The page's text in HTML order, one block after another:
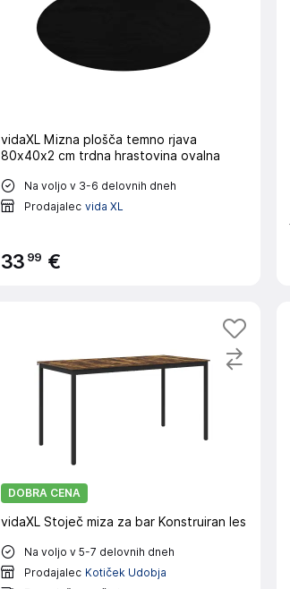
vidaXL Mizna plošča temno rjava
80x40x2 cm trdna hrastovina ovalna
Na voljo v 3-6 delovnih dneh
Prodajalec vida XL
33 99 €
DOBRA CENA
vidaXL Stoječ miza za bar Konstruiran les
Na voljo v 5-7 delovnih dneh
Prodajalec Kotiček Udobja